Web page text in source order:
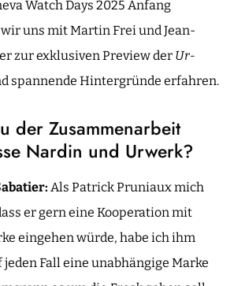
Watch Days 2025 Anfang
uns mit Martin Frei und Jean-
zur exklusiven Preview der Ur-
spannende Hintergründe erfahren.
der Zusammenarbeit
Nardin und Urwerk?
Als Patrick Pruniaux mich
er gern eine Kooperation mit
eingehen würde, habe ich ihm
jeden Fall eine unabhängige Marke